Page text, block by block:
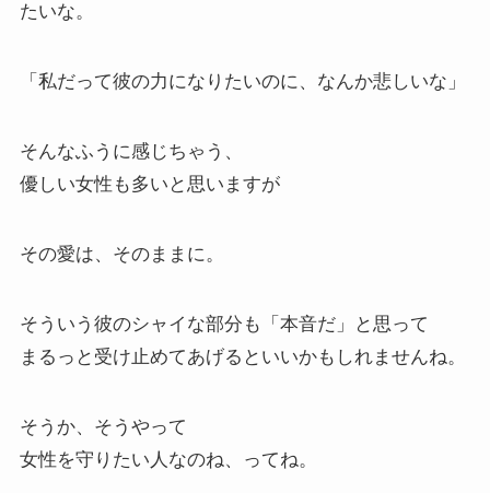
たいな。
「私だって彼の力になりたいのに、なんか悲しいな」
そんなふうに感じちゃう、
優しい女性も多いと思いますが
その愛は、そのままに。
そういう彼のシャイな部分も「本音だ」と思って
まるっと受け止めてあげるといいかもしれませんね。
そうか、そうやって
女性を守りたい人なのね、ってね。